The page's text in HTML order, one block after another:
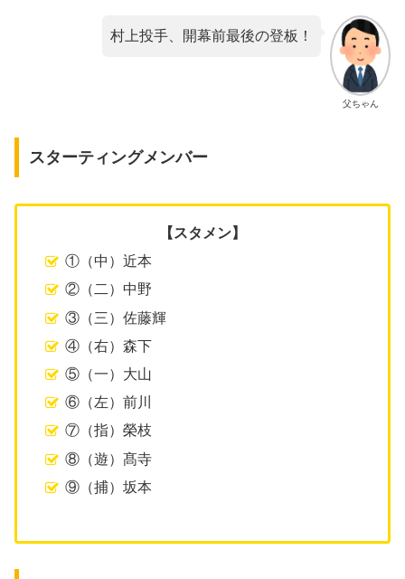
父ちゃん
村上投手、開幕前最後の登板！
スターティングメンバー
【スタメン】
①（中）近本
②（二）中野
③（三）佐藤輝
④（右）森下
⑤（一）大山
⑥（左）前川
⑦（指）榮枝
⑧（遊）髙寺
⑨（捕）坂本